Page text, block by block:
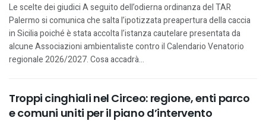
Le scelte dei giudici A seguito dell’odierna ordinanza del TAR
Palermo si comunica che salta l’ipotizzata preapertura della caccia
in Sicilia poiché è stata accolta l’istanza cautelare presentata da
alcune Associazioni ambientaliste contro il Calendario Venatorio
regionale 2026/2027. Cosa accadrà...
Troppi cinghiali nel Circeo: regione, enti parco
e comuni uniti per il piano d’intervento